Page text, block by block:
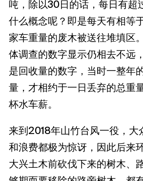
吨，除以30日的话，每日有超
什么概念呢？即是每天有相等
家车重量的废木被送往堆填区
体调查的数字显示仍相去不远
是回收量的数字，当时一整年
量，才相约于一日丢弃的总重
杯水车薪。
来到2018年山竹台风一役，大
和浪费都极为惊讶，因此后来
大兴土木前砍伐下来的树木、